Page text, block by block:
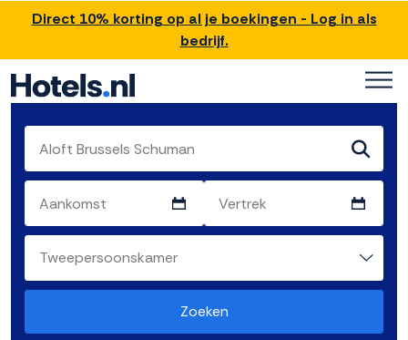
Direct 10% korting op al je boekingen - Log in als
bedrijf.
Zoeken